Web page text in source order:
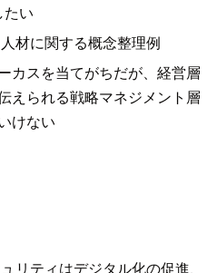
い
材に関する概念整理例
カスを当てがちだが、経営層
えられる戦略マネジメント層
けない
リティはデジタル化の促進、